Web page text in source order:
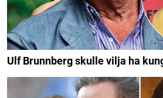
Ulf Brunnberg skulle vilja ha